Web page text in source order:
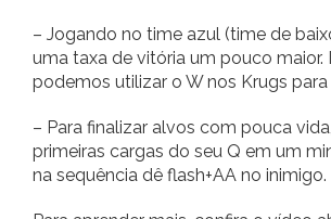
– Jogando no time azul (time de
uma taxa de vitória um pouco maior.
podemos utilizar o W nos Krugs
– Para finalizar alvos com pouca
primeiras cargas do seu Q em um
na sequência dê flash+AA no inimigo.